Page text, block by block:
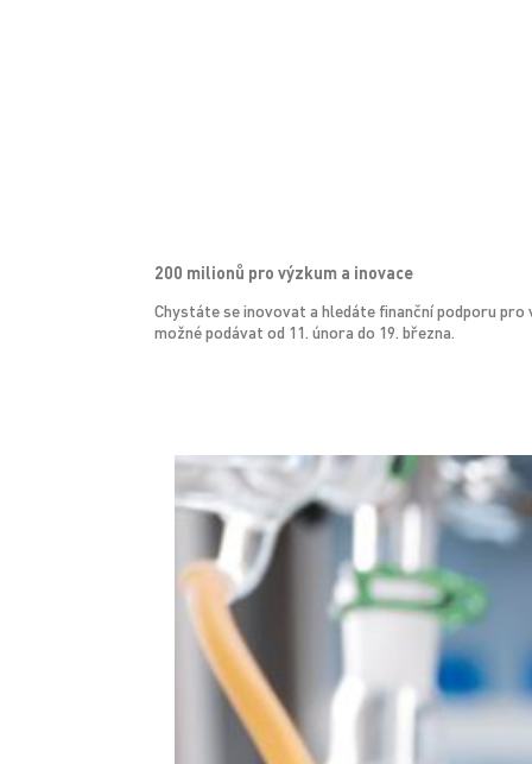
200 milionů pro výzkum a inovace
Chystáte se inovovat a hledáte finanční podporu
možné podávat od 11. února do 19. března.